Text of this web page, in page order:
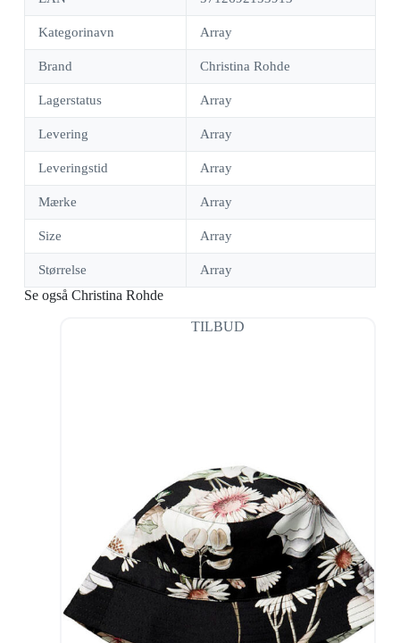
Kategorinavn Array
Brand Christina Rohde
Lagerstatus Array
Levering Array
Leveringstid Array
Mærke Array
Size Array
Størrelse Array
Se også Christina Rohde
TILBUD